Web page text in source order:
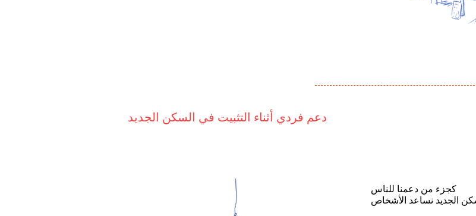
دعم فردي أثناء التثبيت في السكن الجديد
كجزء من دعمنا للناس